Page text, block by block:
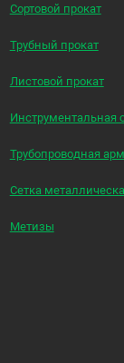
Сортовой прокат
Трубный прокат
Листовой прокат
Инструментальная
Трубопроводная
Сетка
Метизы